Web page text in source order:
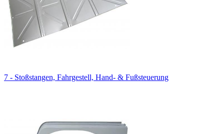
7 - Stoßstangen, Fahrgestell, Hand- & Fußsteuerung